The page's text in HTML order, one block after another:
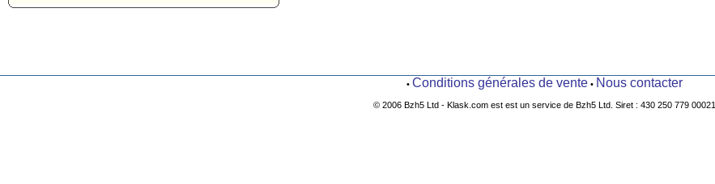
• Conditions générales de vente• Nous contacter
© 2006 Bzh5 Ltd - Klask.com est est un service de Bzh5 Ltd. Siret : 430 250 779 00021